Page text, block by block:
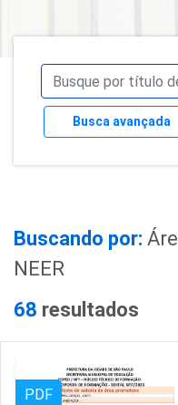
Busca avançada
Buscando por:
NEER
68 resultados
PDF